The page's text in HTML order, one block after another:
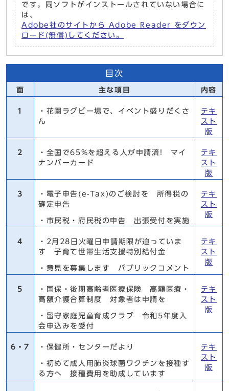
です。同ソフトがインストールされていない場合に
は、
Adobe社のサイトから Adobe Reader をダウン
ロード(無償)してください。
目次
面 主な項目 内容
1
・花園ラグビー場で、イベント盛りだくさ
ん
テキ
スト
版
2
・全国で65%を超える人が申請済! マイ
ナンバーカード
テキ
スト
版
3
・電子申告(e-Tax)のご検討を 所得税の
確定申告
・市民税・府民税の申告 出張受付を実施
テキ
スト
版
4
・2月28日火曜日申請期限が迫っていま
す 子育て世帯生活支援特別給付金
・意見を募集します パブリックコメント
テキ
スト
版
5
・国保・後期高齢者医療保険 高額医療・
高額介護合算制度 対象者は申請を
・留守家庭児童育成クラブ 令和5年度入
会申込みを受付
テキ
スト
版
6・7 ・保健所・センターだより
・初めて成人用肺炎球菌ワクチンを接種す
る方へ 接種費用を助成しています
テキ
スト
版